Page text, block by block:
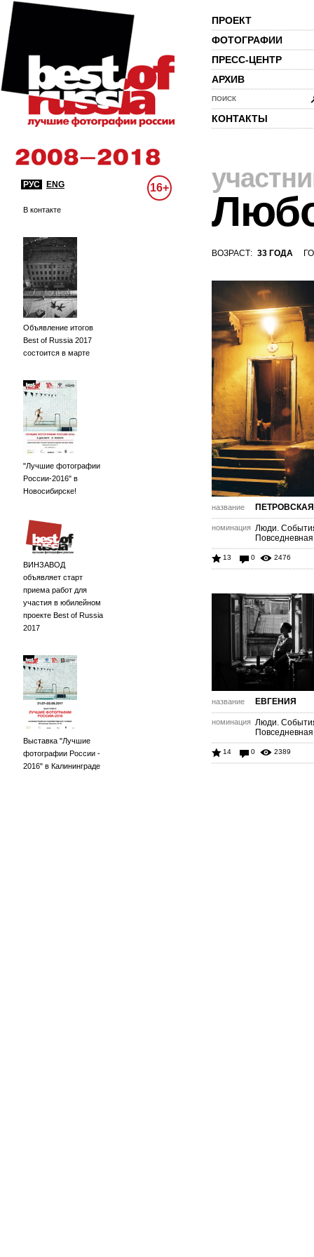
ПРОЕКТ
ФОТОГРАФИИ
ПРЕСС-ЦЕНТР
АРХИВ
ПОИСК
КОНТАКТЫ
РУС ENG 16+
В контакте
Объявление итогов
Best of Russia 2017
состоится в марте
"Лучшие фотографии
России-2016" в
Новосибирске!
ВИНЗАВОД
объявляет старт
приема работ для
участия в юбилейном
проекте Best of Russia
2017
Выставка "Лучшие
фотографии России -
2016" в Калининграде
ВОЗРАСТ: 33 ГОДА
название
номинация Люди.
13 0 2476
название ЕВГЕНИЯ
номинация Люди.
14 0 2389